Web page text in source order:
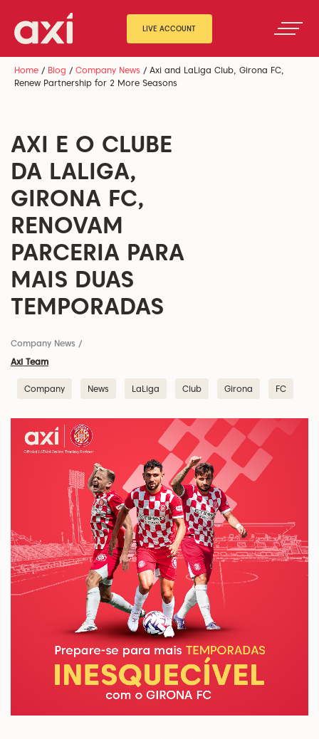
LIVE ACCOUNT
Home / Blog / Company News / Axi and LaLiga Club, Girona FC,
Renew Partnership for 2 More Seasons
AXI E O CLUBE
DA LALIGA,
GIRONA FC,
RENOVAM
PARCERIA PARA
MAIS DUAS
TEMPORADAS
Company News /
Axi Team
Company News LaLiga Club Girona FC